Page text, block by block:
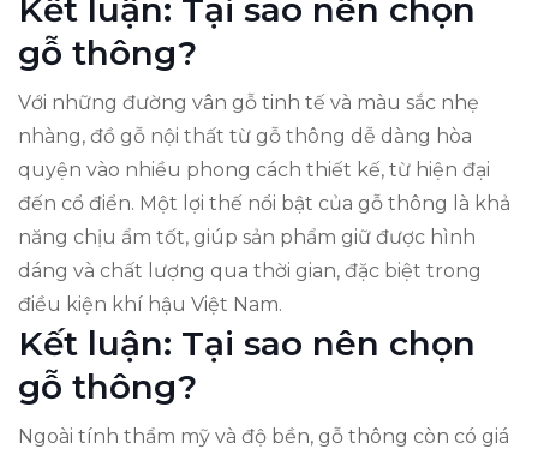
Kết luận: Tại sao nên chọn
gỗ thông?
Với những đường vân gỗ tinh tế và màu sắc nhẹ
nhàng, đồ gỗ nội thất từ gỗ thông dễ dàng hòa
quyện vào nhiều phong cách thiết kế, từ hiện đại
đến cổ điển. Một lợi thế nổi bật của gỗ thông là khả
năng chịu ẩm tốt, giúp sản phẩm giữ được hình
dáng và chất lượng qua thời gian, đặc biệt trong
điều kiện khí hậu Việt Nam.
Kết luận: Tại sao nên chọn
gỗ thông?
Ngoài tính thẩm mỹ và độ bền, gỗ thông còn có giá